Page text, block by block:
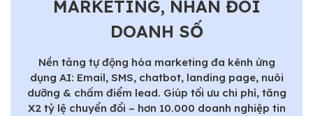
MARKETING, NHÂN ĐÔI
DOANH SỐ
Nền tảng tự động hóa marketing đa kênh ứng
dụng AI: Email, SMS, chatbot, landing page, nuôi
dưỡng & chấm điểm lead. Giúp tối ưu chi phí, tăng
X2 tỷ lệ chuyển đổi – hơn 10.000 doanh nghiệp tin